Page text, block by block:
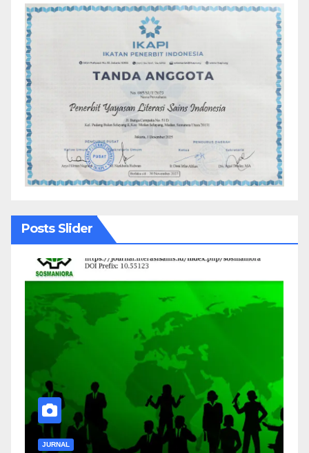
Posts Slider
JURNAL